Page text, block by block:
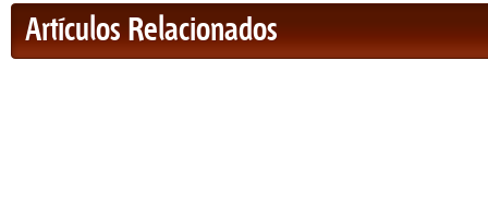
Artículos Relacionados